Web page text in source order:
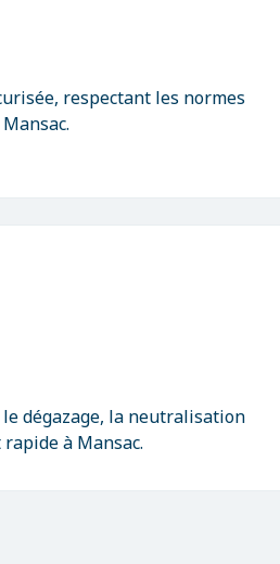
respectant les normes
dégazage, la neutralisation
à Mansac.